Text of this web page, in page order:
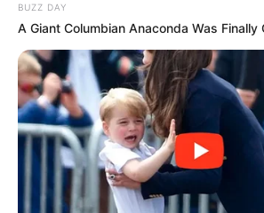
BUZZ DAY
A Giant Columbian Anaconda Was Finally